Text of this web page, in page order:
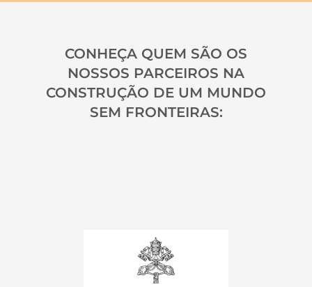
CONHEÇA QUEM SÃO OS
NOSSOS PARCEIROS NA
CONSTRUÇÃO DE UM MUNDO
SEM FRONTEIRAS: